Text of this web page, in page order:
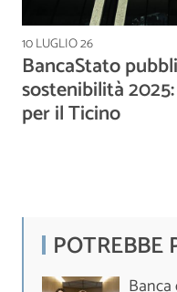
10 LUGLIO 26
BancaStato
sostenibilità
per il Ticino
POTREBBE